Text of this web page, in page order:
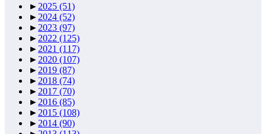
► 2025 (51)
► 2024 (52)
► 2023 (97)
► 2022 (125)
► 2021 (117)
► 2020 (107)
► 2019 (87)
► 2018 (74)
► 2017 (70)
► 2016 (85)
► 2015 (108)
► 2014 (90)